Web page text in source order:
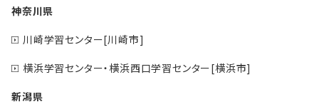
神奈川県
川崎学習センター[川崎市]
横浜学習センター・横浜西口学習センター[横浜市]
新潟県